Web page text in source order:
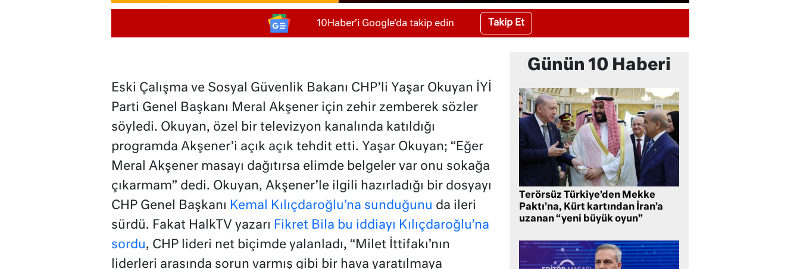
10Haber'i Google'da takip edin Takip Et
Eski Çalışma ve Sosyal Güvenlik Bakanı CHP’li Yaşar Okuyan İYİ
Parti Genel Başkanı Meral Akşener için zehir zemberek sözler
söyledi. Okuyan, özel bir televizyon kanalında katıldığı
programda Akşener’i açık açık tehdit etti. Yaşar Okuyan; “Eğer
Meral Akşener masayı dağıtırsa elimde belgeler var onu sokağa
çıkarmam” dedi. Okuyan, Akşener’le ilgili hazırladığı bir dosyayı
CHP Genel Başkanı Kemal Kılıçdaroğlu’na sunduğunu da ileri
sürdü. Fakat HalkTV yazarı Fikret Bila bu iddiayı Kılıçdaroğlu’na
sordu, CHP lideri net biçimde yalanladı, “Milet İttifakı’nın
liderleri arasında sorun varmış gibi bir hava yaratılmaya
Günün 10 Haberi
Terörsüz Türkiye’den Mekke
Paktı’na, Kürt kartından İran’a
uzanan “yeni büyük oyun”